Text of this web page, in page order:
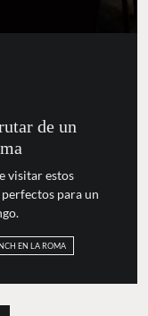
de un
visitar estos
para un
EN LA ROMA